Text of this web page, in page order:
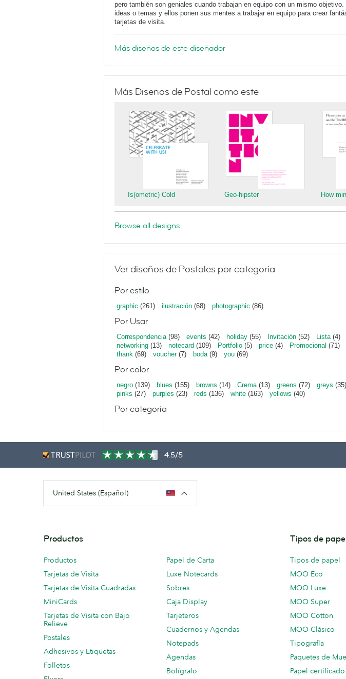
pero también son geniales cuando trabajan en equipo con un mismo
ideas o temas y ellos ponen sus mentes a trabajar en equipo para crear
tarjetas de visita.
Más diseños de este diseñador
Más Diseños de Postal como este
Is(ometric) Cold Geo-hipster How
Browse all designs
Ver diseños de Postales por categoría
Por estilo
graphic (261) ilustración (68) photographic (86)
Por Usar
Correspondencia(98) events (42) holiday (55) Invitación (52) Lista(4)
networking (13) notecard (109) Portfolio (5) price (4) Promocional (71)
thank (69) voucher(7) boda(9) you (69)
Por color
negro (139) blues (155) browns (14) Crema(13) greens (72) greys (35)
pinks (27) purples (23) reds (136) white (163) yellows (40)
Por categoría
4.5/5
United States (Español)
Productos
Productos
Tarjetas de Visita
Tarjetas de Visita Cuadradas
MiniCards
Tarjetas de Visita con Bajo
Relieve
Postales
Adhesivos y Etiquetas
Folletos
Papel de Carta
Luxe Notecards
Sobres
Caja Display
Tarjeteros
Cuadernos y Agendas
Notepads
Agendas
Bolígrafo
Tipos de
Tipos de papel
MOO Eco
MOO Luxe
MOO Super
MOO Cotton
MOO Clásico
Tipografía
Paquetes de
Papel certificado